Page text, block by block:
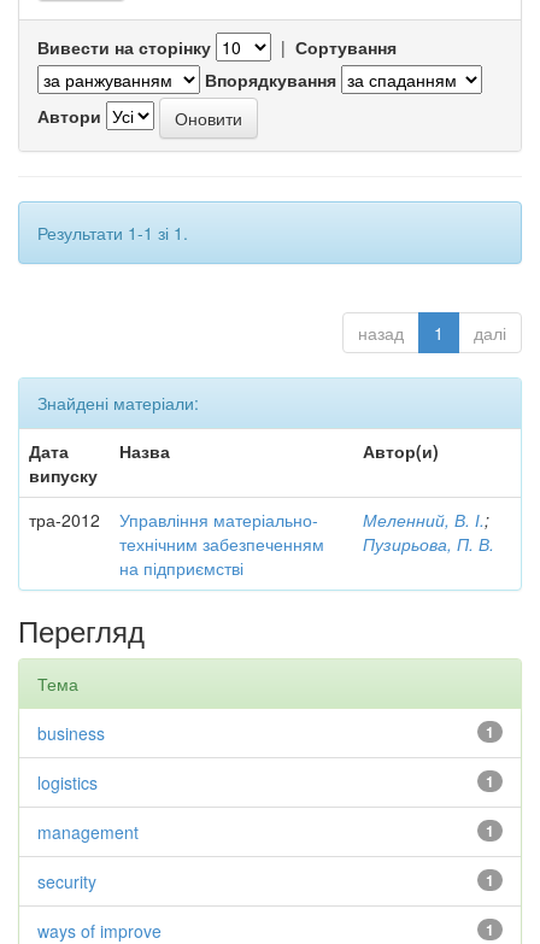
Вивести на сторінку | Сортування
Впорядкування
Автори
Результати 1-1 зі 1.
назад 1 далі
Знайдені матеріали:
Дата
випуску
Назва Автор(и)
тра-2012
Управління матеріально-
технічним забезпеченням
на підприємстві
Меленний, В. І.;
Пузирьова, П. В.
Перегляд
Тема
1
business
1
logistics
1
management
1
security
1
ways of improve